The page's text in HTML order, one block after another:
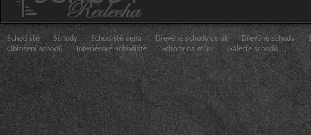
Schodiště Schody Schodiště cena Dřevěné schody ceník Dřevěné schody
Obložení schodů
Interiérové schodiště Schody na míru Galerie schodů